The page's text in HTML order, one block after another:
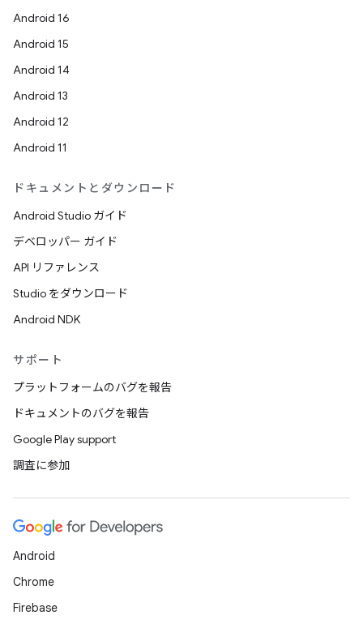
Android 16
Android 15
Android 14
Android 13
Android 12
Android 11
ドキュメントとダウンロード
Android Studio ガイド
デベロッパー ガイド
API リファレンス
Studio をダウンロード
Android NDK
サポート
プラットフォームのバグを報告
ドキュメントのバグを報告
Google Play support
調査に参加
Android
Chrome
Firebase